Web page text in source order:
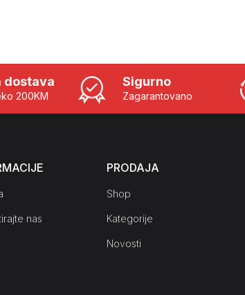
dostava
200KM
Sigurno
Zagarantovano
nas
PRODAJA
Shop
Kategorije
Novosti